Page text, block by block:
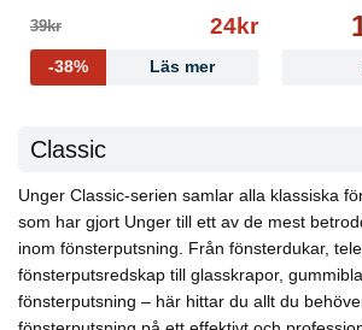
39kr 24kr
-38% Läs mer
Classic
Unger Classic-serien samlar alla klassiska
som har gjort Unger till ett av de mest
inom fönsterputsning. Från fönsterdukar,
fönsterputsredskap till glasskrapor,
fönsterputsning – här hittar du allt du